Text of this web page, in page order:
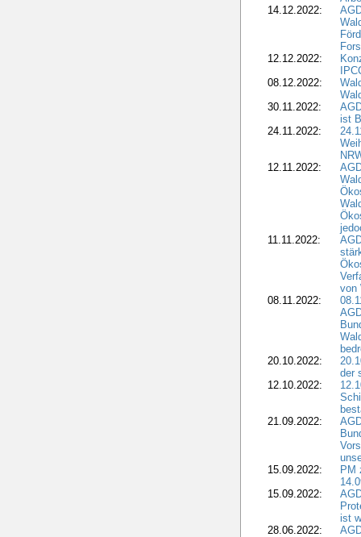
14.12.2022:
12.12.2022:
08.12.2022:
30.11.2022:
ist
24.11.2022:
12.11.2022:
11.11.2022:
von
08.11.2022:
20.10.2022:
der
12.10.2022:
21.09.2022:
15.09.2022:
PM
15.09.2022:
ist
28.06.2022: